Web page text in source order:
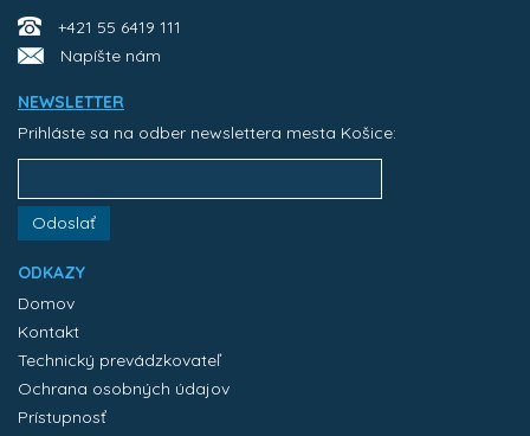
+421 55 6419 111
Napíšte nám
NEWSLETTER
Prihláste sa na odber newslettera mesta Košice:
Odoslať
ODKAZY
Domov
Kontakt
Technický prevádzkovateľ
Ochrana osobných údajov
Prístupnosť